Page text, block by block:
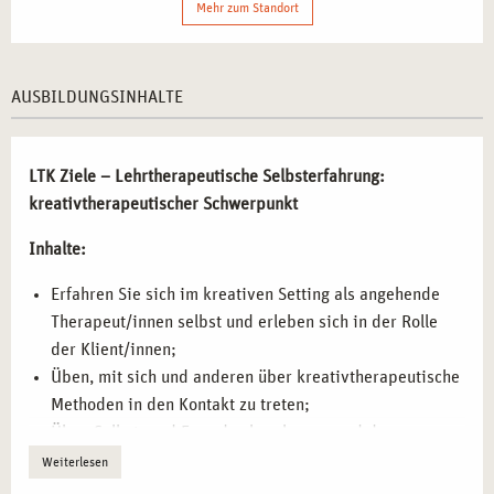
Teilnehmenden erleben sich selbst in der Rolle der
Klient*innen und reflektieren ihre eigenen inneren
Prozesse.
kunst- und musiktherapeutische Ansätze wird ein neuer
Sensibilisierung für Selbst- und Fremdwahrnehmung–
Übungen zur bewussten Reflexion der eigenen
Wahrnehmung und deren Einfluss auf therapeutische
Beziehungen.
Erprobung verschiedener kreativer Ausdrucksformen
Malerei, Bewegung, Stimme oder Schreiben als
Werkzeuge zur Förderung der Selbsterkenntnis.
Mehr zum Standort
AUSBILDUNGSINHALTE
LTK Ziele – Lehrtherapeutische Selbsterfahrung:
kreativtherapeutischer Schwerpunkt
Inhalte:
Erfahren Sie sich im kreativen Setting als angehende
Therapeut/innen selbst und erleben sich in der Rolle
der Klient/innen;
Üben, mit sich und anderen über kreativtherapeutische
Methoden in den Kontakt zu treten;
Üben Selbst- und Fremdwahrnehmung und deren
Artikulation und Beschreibung;
Weiterlesen